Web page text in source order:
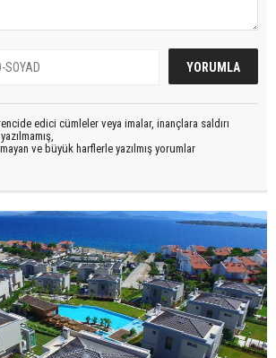
edici cümleler veya imalar, inançlara saldırı
ve büyük harflerle yazılmış yorumlar